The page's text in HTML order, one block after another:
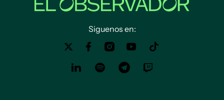
Siguenos en: